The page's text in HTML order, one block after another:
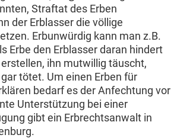
Straftat des Erben
der Erblasser die völlige
Erbunwürdig kann man z.B.
Erbe den Erblasser daran hindert
ihn mutwillig täuscht,
tötet. Um einen Erben für
bedarf es der Anfechtung vor
Unterstützung bei einer
gibt ein Erbrechtsanwalt in